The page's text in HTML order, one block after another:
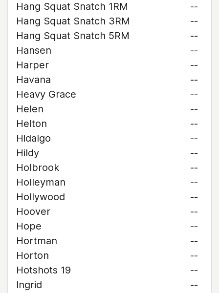
Hang Squat Snatch 1RM
--
Hang Squat Snatch 3RM
--
Hang Squat Snatch 5RM
--
Hansen
--
Harper
--
Havana
--
Heavy Grace
--
Helen
--
Helton
--
Hidalgo
--
Hildy
--
Holbrook
--
Holleyman
--
Hollywood
--
Hoover
--
Hope
--
Hortman
--
Horton
--
Hotshots 19
--
Ingrid
--